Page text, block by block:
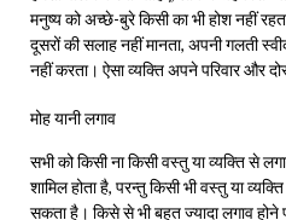
मनुष्य को अच्छे-बुरे किसी का भी होश नहीं
दूसरों की सलाह नहीं मानता, अपनी गलती
नहीं करता। ऐसा व्यक्ति अपने परिवार और
मोह यानी लगाव
सभी को किसी ना किसी वस्तु या व्यक्ति से
शामिल होता है, परन्तु किसी भी वस्तु या
सकता है। किसे से भी बहुत ज्यादा लगाव